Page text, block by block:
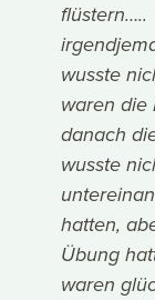
flüstern…..
wusste
waren die
danach
wusste
hatten,
Übung
waren